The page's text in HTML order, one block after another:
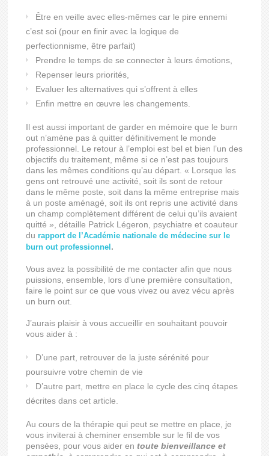
Être en veille avec elles-mêmes car le pire ennemi
c’est soi (pour en finir avec la logique de
perfectionnisme, être parfait)
Prendre le temps de se connecter à leurs émotions,
Repenser leurs priorités,
Evaluer les alternatives qui s’offrent à elles
Enfin mettre en œuvre les changements.
Il est aussi important de garder en mémoire que le burn
out n’amène pas à quitter définitivement le monde
professionnel. Le retour à l’emploi est bel et bien l’un des
objectifs du traitement, même si ce n’est pas toujours
dans les mêmes conditions qu’au départ. « Lorsque les
gens ont retrouvé une activité, soit ils sont de retour
dans le même poste, soit dans la même entreprise mais
à un poste aménagé, soit ils ont repris une activité dans
un champ complètement différent de celui qu’ils avaient
quitté », détaille Patrick Légeron, psychiatre et coauteur
durapport de l’Académie nationale de médecine sur le
burn out professionnel .
Vous avez la possibilité de me contacter afin que nous
puissions, ensemble, lors d’une première consultation,
faire le point sur ce que vous vivez ou avez vécu après
un burn out.
J’aurais plaisir à vous accueillir en souhaitant pouvoir
vous aider à :
D’une part, retrouver de la juste sérénité pour
poursuivre votre chemin de vie
D’autre part, mettre en place le cycle des cinq étapes
décrites dans cet article.
Au cours de la thérapie qui peut se mettre en place, je
vous inviterai à cheminer ensemble sur le fil de vos
pensées, pour vous aider entoute bienveillance et